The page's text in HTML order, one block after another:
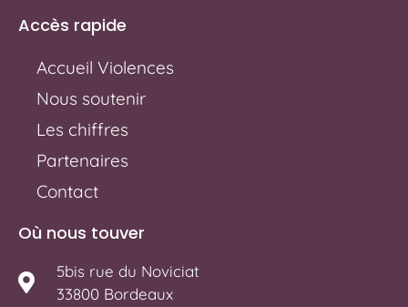
Accès rapide
Accueil Violences
Nous soutenir
Les chiffres
Partenaires
Contact
Où nous touver
5bis rue du Noviciat
33800 Bordeaux